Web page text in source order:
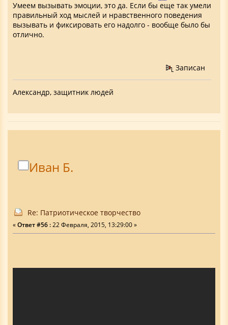
Умеем вызывать эмоции, это да. Если бы еще так умели
правильный ход мыслей и нравственного поведения
вызывать и фиксировать его надолго - вообще было бы
отлично.
Записан
Александр, защитник людей
Иван Б.
Re: Патриотическое творчество
«Ответ #56 : 22 Февраля, 2015, 13:29:00 »